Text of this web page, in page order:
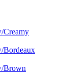
Creamy
Bordeaux
Brown